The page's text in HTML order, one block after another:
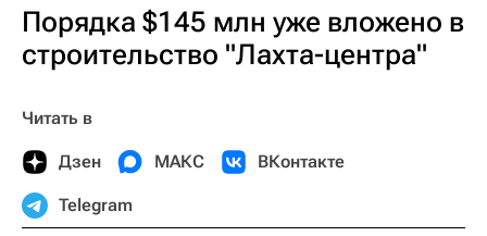
Порядка $145 млн уже вложено в
строительство "Лахта-центра"
Читать в
Дзен МАКС ВКонтакте
Telegram